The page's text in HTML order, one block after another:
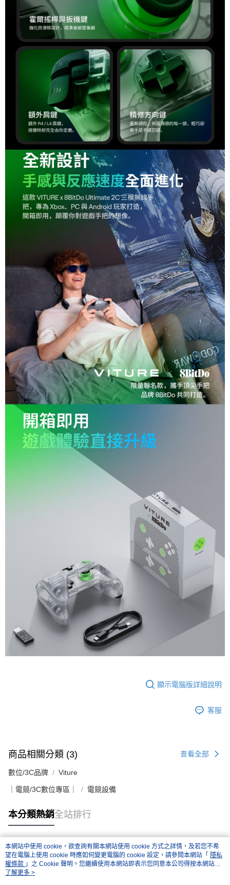
顯示電腦版詳細說明
客服
商品相關分類 (3) 查看全部
數位/3C品牌 Viture
｜電競/3C數位專區｜ 電競設備
本分類熱銷全站排行
熱門標籤
本網站中使用 cookie，欲查詢有關本網站使用 cookie 方式之詳情，及若您不希
望在電腦上使用 cookie 時應如何變更電腦的 cookie 設定，請參閱本網站「 隱私
權條款 」之 Cookie 聲明。您繼續使用本網站即表示您同意本公司得按本網站使
用條款之 Cookie 聲明使用 cookie。
了解更多 >